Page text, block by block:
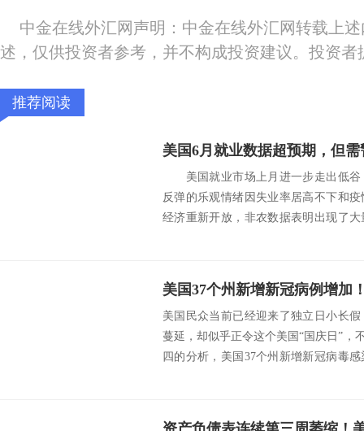
中金在线外汇网声明：中金在线外汇网转载上
述，仅供投资者参考，并不构成投资建议。投资
推荐阅读
美国就业市场上月进一步走出低谷
反弹的乐观情绪因失业率居高不下和
经济重新开放，非农数据表明出现了
美国民众当前已经迎来了独立日小长
蔓延，却似乎正令这个美国“国庆日”，
四的分析，美国37个州新增新冠病毒